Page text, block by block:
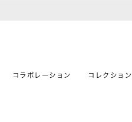
コラボレーション コレクション